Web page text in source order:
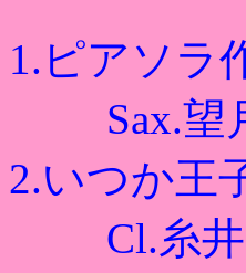
1.ピアソラ
Sax.望
2.いつか王
Cl.糸井